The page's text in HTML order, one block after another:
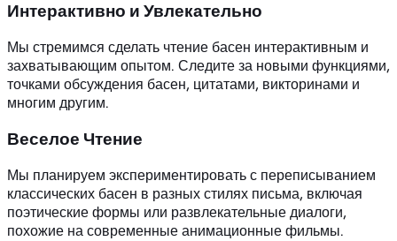
Интерактивно и Увлекательно
Мы стремимся сделать чтение басен интерактивным и
захватывающим опытом. Следите за новыми функциями,
точками обсуждения басен, цитатами, викторинами и
многим другим.
Веселое Чтение
Мы планируем экспериментировать с переписыванием
классических басен в разных стилях письма, включая
поэтические формы или развлекательные диалоги,
похожие на современные анимационные фильмы.